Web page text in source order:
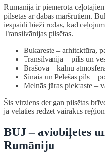
Rumānija ir piemērota
pilsētas ar dabas maršrutiem.
iespaidi bieži rodas, kad
Transilvānijas pilsētas.
Bukareste – arhitektūra,
Transilvānija – pilis un
Brašova – kalnu
Sinaia un Pelešas pils –
Melnās jūras piekraste –
Šis virziens der gan pilsētas
ja vēlaties redzēt vairākus
BUJ – aviobiļetes
Rumāniju